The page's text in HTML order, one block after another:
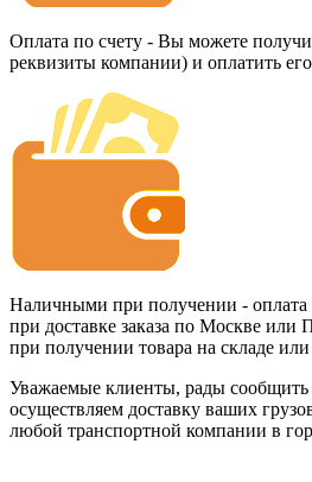
Оплата по счету - Вы можете
реквизиты компании) и оплатить
Наличными при получении -
при доставке заказа по Москве или
при получении товара на складе
Уважаемые клиенты, рады
осуществляем доставку ваших
любой транспортной компании в